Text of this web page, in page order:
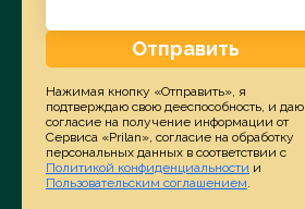
Отправить
Нажимая кнопку «Отправить», я
подтверждаю свою дееспособность, и даю
согласие на получение информации от
Сервиса «Prilan», согласие на обработку
персональных данных в соответствии с
Политикой конфиденциальности и
Пользовательским соглашением.